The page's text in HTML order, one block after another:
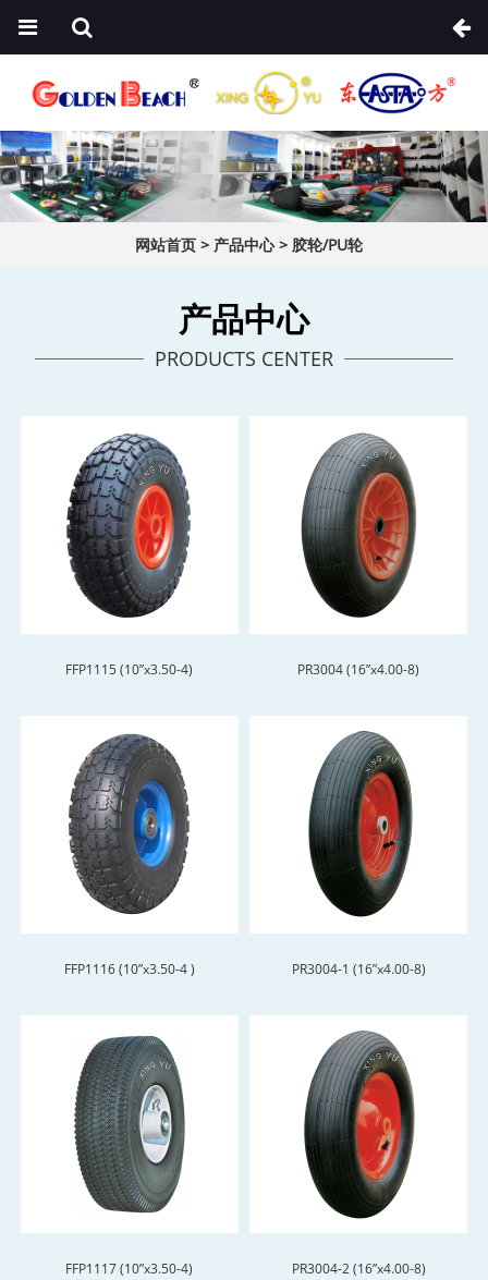
网站首页 > 产品中心> 胶轮/PU轮
产品中心
PRODUCTS CENTER
FFP1115 (10”x3.50-4) PR3004 (16”x4.00-8)
FFP1116 (10”x3.50-4 ) PR3004-1 (16”x4.00-8)
FFP1117 (10”x3.50-4) PR3004-2 (16”x4.00-8)